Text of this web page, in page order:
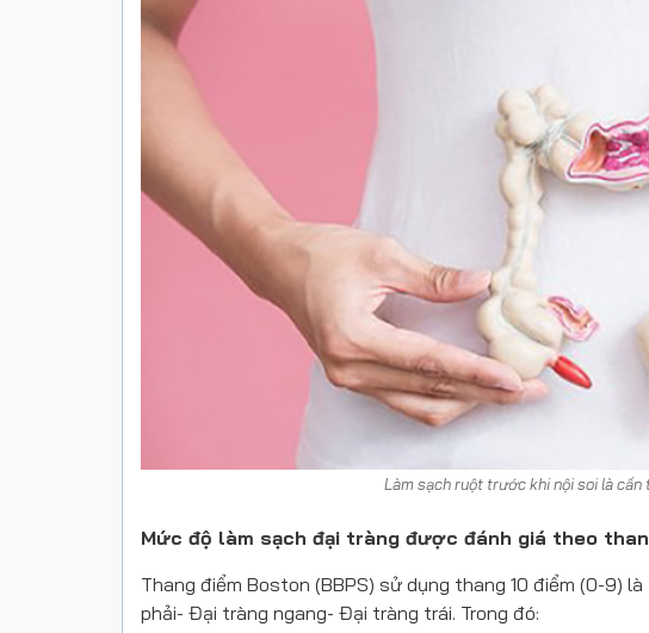
Làm sạch ruột trước khi nội soi là
Mức độ làm sạch đại tràng được đánh giá theo
Thang điểm Boston (BBPS) sử dụng thang 10 điểm (0-9)
phải- Đại tràng ngang- Đại tràng trái. Trong đó: